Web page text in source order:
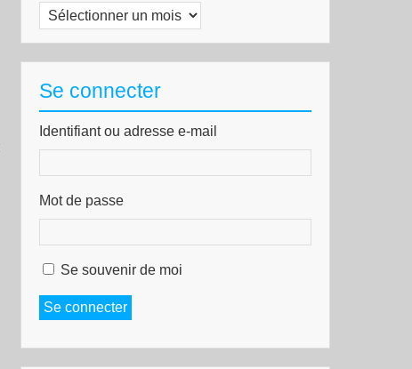
Archives
Se connecter
Identifiant ou adresse e-mail
Mot de passe
Se souvenir de moi
Se connecter